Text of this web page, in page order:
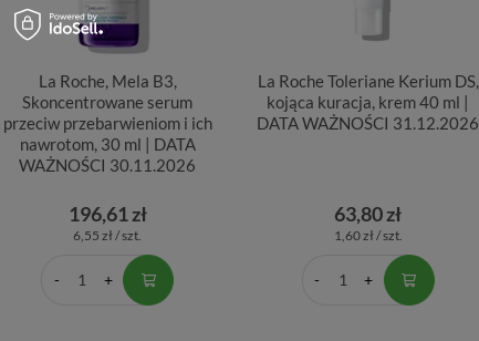
La Roche, Mela B3,
Skoncentrowane serum
przeciw przebarwieniom i ich
nawrotom, 30 ml | DATA
WAŻNOŚCI 30.11.2026
196,61 zł
6,55 zł / szt.
La Roche Toleriane Kerium DS,
kojąca kuracja, krem 40 ml |
DATA WAŻNOŚCI 31.12.2026
63,80 zł
1,60 zł / szt.